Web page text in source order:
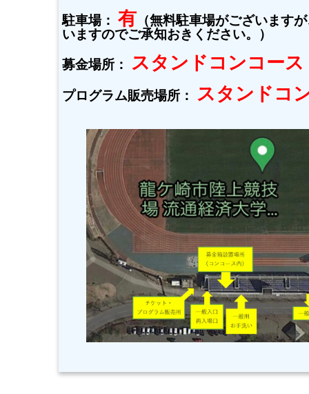
駐車場： 有 （無料駐車場がございます
いますのでご承知おきください。）
募金場所： スタンドコンコース
プログラム販売場所： スタンドコ